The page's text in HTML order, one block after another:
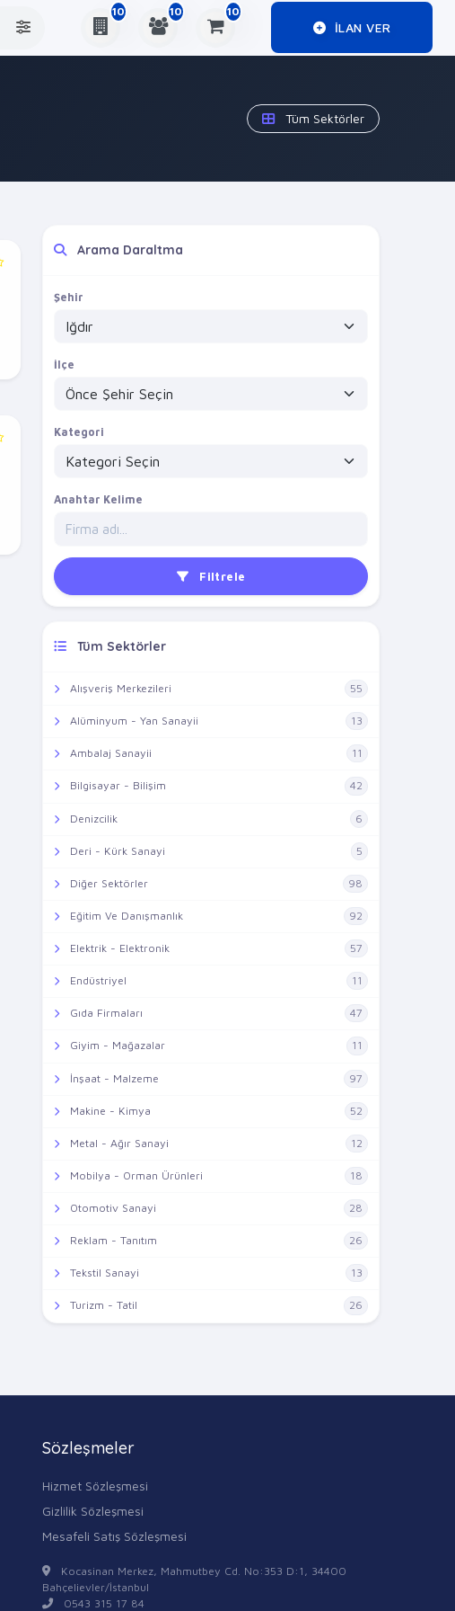
10 10 10
ILAN VER
Tüm Sektörler
Arama Daraltma
Şehir
İlçe
Kategori
Anahtar Kelime
Filtrele
Tüm Sektörler
Alışveriş Merkezileri 55
Alüminyum - Yan Sanayii 13
Ambalaj Sanayii 11
Bilgisayar - Bilişim 42
Denizcilik 6
Deri - Kürk Sanayi 5
Diğer Sektörler 98
Eğitim Ve Danışmanlık 92
Elektrik - Elektronik 57
Endüstriyel 11
Gıda Firmaları 47
Giyim - Mağazalar 11
İnşaat - Malzeme 97
Makine - Kimya 52
Metal - Ağır Sanayi 12
Mobilya - Orman Ürünleri 18
Otomotiv Sanayi 28
Reklam - Tanıtım 26
Tekstil Sanayi 13
Turizm - Tatil 26
Sözleşmeler
Hizmet Sözleşmesi
Gizlilik Sözleşmesi
Mesafeli Satış Sözleşmesi
Kocasinan Merkez, Mahmutbey Cd. No:353 D:1, 34400
Bahçelievler/İstanbul
0543 315 17 84